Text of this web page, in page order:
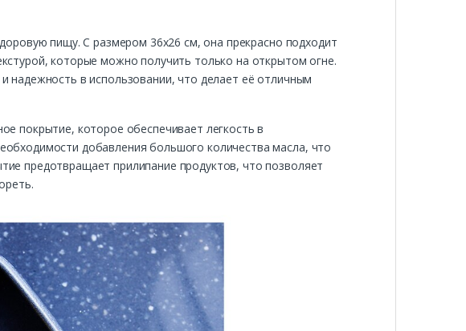
пищу. С размером 36х26 см, она прекрасно подходит
которые можно получить только на открытом огне.
надежность в использовании, что делает её отличным
покрытие, которое обеспечивает легкость в
добавления большого количества масла, что
предотвращает прилипание продуктов, что позволяет